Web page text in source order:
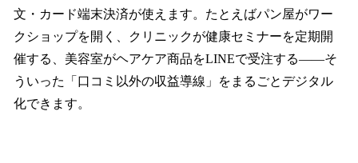
文・カード端末決済が使えます。たとえばパン屋がワー
クショップを開く、クリニックが健康セミナーを定期開
催する、美容室がヘアケア商品をLINEで受注する——そ
ういった「口コミ以外の収益導線」をまるごとデジタル
化できます。